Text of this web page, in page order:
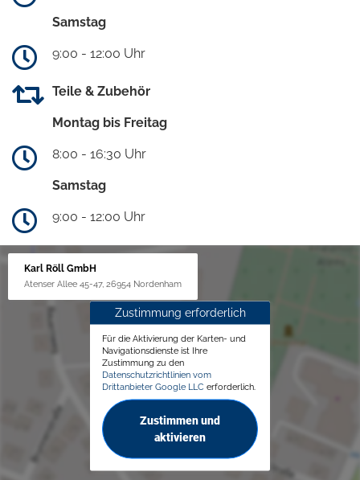
Samstag
9:00 - 12:00 Uhr
Teile & Zubehör
Montag bis Freitag
8:00 - 16:30 Uhr
Samstag
9:00 - 12:00 Uhr
Karl Röll GmbH
Atenser Allee 45-47, 26954 Nordenham
Zustimmung erforderlich
Für die Aktivierung der Karten- und
Navigationsdienste ist Ihre
Zustimmung zu den
Datenschutzrichtlinien vom
Drittanbieter Google LLC erforderlich.
Zustimmen und
aktivieren